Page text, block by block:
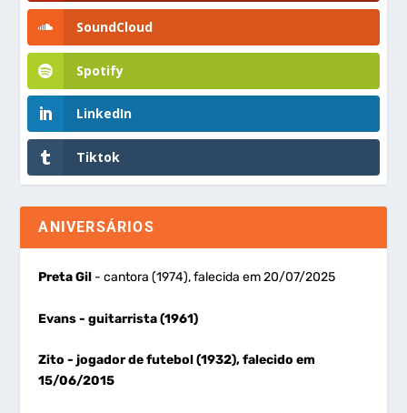
SoundCloud
Spotify
LinkedIn
Tiktok
ANIVERSÁRIOS
Preta Gil - cantora (1974), falecida em 20/07/2025
Evans- guitarrista (1961)
Zito- jogador de futebol (1932), falecido em
15/06/2015